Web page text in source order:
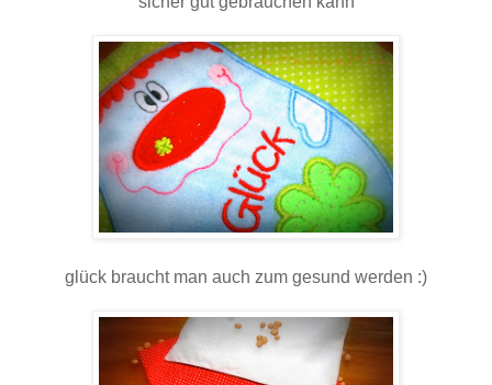
glück braucht man auch zum gesund werden :)